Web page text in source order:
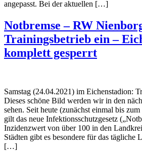
angepasst. Bei der aktuellen […]
Notbremse – RW
Trainingsbetrieb ein –
komplett gesperrt
Samstag (24.04.2021) im Eichenstadion:
Dieses schöne Bild werden wir in den
sehen. Seit heute (zunächst einmal bis
gilt das neue Infektionsschutzgesetz
Inzidenzwert von über 100 in den
Städten gibt es besondere für das tägliche
[…]